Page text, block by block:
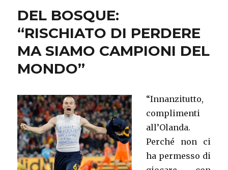
DEL BOSQUE:
“RISCHIATO DI PERDERE
MA SIAMO CAMPIONI DEL
MONDO”
“Innanzitutto,
complimenti
all’Olanda.
Perché non ci
ha permesso di